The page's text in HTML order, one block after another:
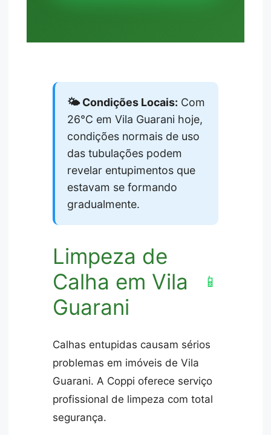
🌤️ Condições Locais: Com
26°C em Vila Guarani hoje,
condições normais de uso
das tubulações podem
revelar entupimentos que
estavam se formando
gradualmente.
Limpeza de
Calha em Vila
Guarani
📱
Calhas entupidas causam sérios
problemas em imóveis de Vila
Guarani. A Coppi oferece serviço
profissional de limpeza com total
segurança.